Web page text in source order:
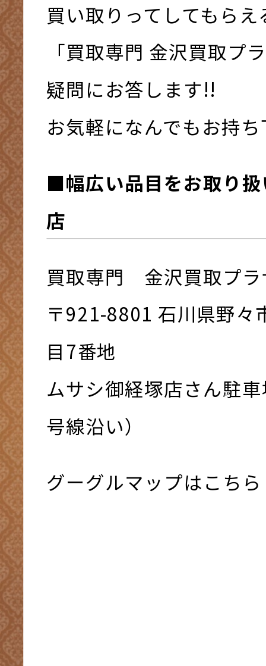
買い取りってしてもら
「買取専門 金沢買取プ
疑問にお答します!!
お気軽になんでもお持
■幅広い品目をお取り
店
買取専門 金沢買取プラ
〒921-8801 ⽯川県野々
⽬7番地
ムサシ御経塚店さん駐
号線沿い）
グーグルマップはこちら